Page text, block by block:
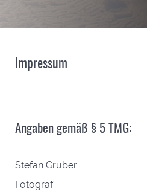
Impressum
Angaben gemäß § 5 TMG:
Stefan Gruber
Fotograf